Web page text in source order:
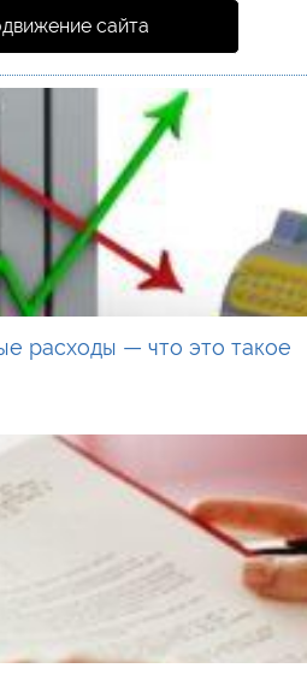
сайта
расходы — что это такое